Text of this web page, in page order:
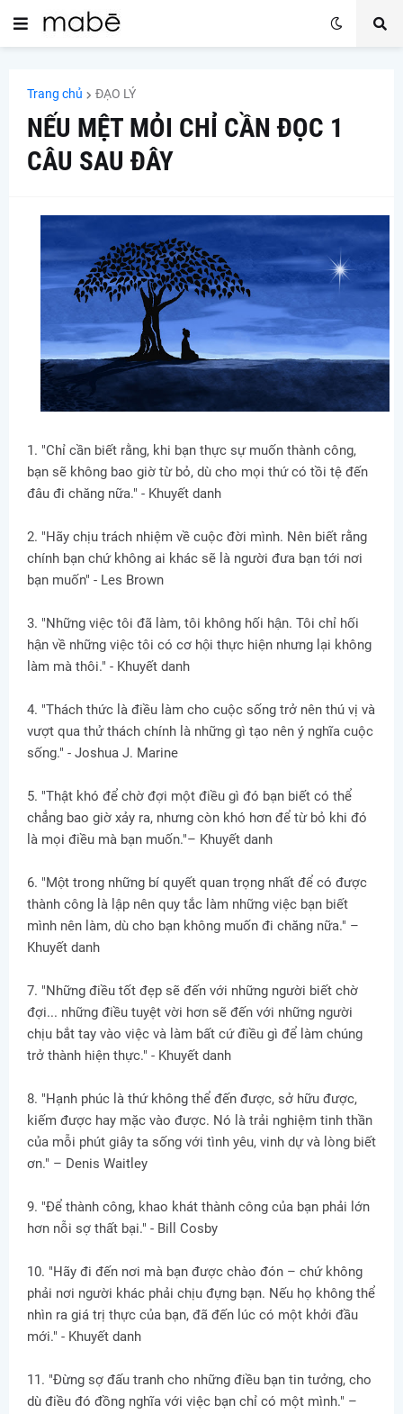
Trang chủ ĐẠO LÝ
NẾU MỆT MỎI CHỈ CẦN ĐỌC 1
CÂU SAU ĐÂY
1. "Chỉ cần biết rằng, khi bạn thực sự muốn thành công,
bạn sẽ không bao giờ từ bỏ, dù cho mọi thứ có tồi tệ đến
đâu đi chăng nữa." - Khuyết danh
2. "Hãy chịu trách nhiệm về cuộc đời mình. Nên biết rằng
chính bạn chứ không ai khác sẽ là người đưa bạn tới nơi
bạn muốn" - Les Brown
3. "Những việc tôi đã làm, tôi không hối hận. Tôi chỉ hối
hận về những việc tôi có cơ hội thực hiện nhưng lại không
làm mà thôi." - Khuyết danh
4. "Thách thức là điều làm cho cuộc sống trở nên thú vị và
vượt qua thử thách chính là những gì tạo nên ý nghĩa cuộc
sống." - Joshua J. Marine
5. "Thật khó để chờ đợi một điều gì đó bạn biết có thể
chẳng bao giờ xảy ra, nhưng còn khó hơn để từ bỏ khi đó
là mọi điều mà bạn muốn."– Khuyết danh
6. "Một trong những bí quyết quan trọng nhất để có được
thành công là lập nên quy tắc làm những việc bạn biết
mình nên làm, dù cho bạn không muốn đi chăng nữa." –
Khuyết danh
7. "Những điều tốt đẹp sẽ đến với những người biết chờ
đợi... những điều tuyệt vời hơn sẽ đến với những người
chịu bắt tay vào việc và làm bất cứ điều gì để làm chúng
trở thành hiện thực." - Khuyết danh
8. "Hạnh phúc là thứ không thể đến được, sở hữu được,
kiếm được hay mặc vào được. Nó là trải nghiệm tinh thần
của mỗi phút giây ta sống với tình yêu, vinh dự và lòng biết
ơn." – Denis Waitley
9. "Để thành công, khao khát thành công của bạn phải lớn
hơn nỗi sợ thất bại." - Bill Cosby
10. "Hãy đi đến nơi mà bạn được chào đón – chứ không
phải nơi người khác phải chịu đựng bạn. Nếu họ không thể
nhìn ra giá trị thực của bạn, đã đến lúc có một khởi đầu
mới." - Khuyết danh
11. "Đừng sợ đấu tranh cho những điều bạn tin tưởng, cho
dù điều đó đồng nghĩa với việc bạn chỉ có một mình." –